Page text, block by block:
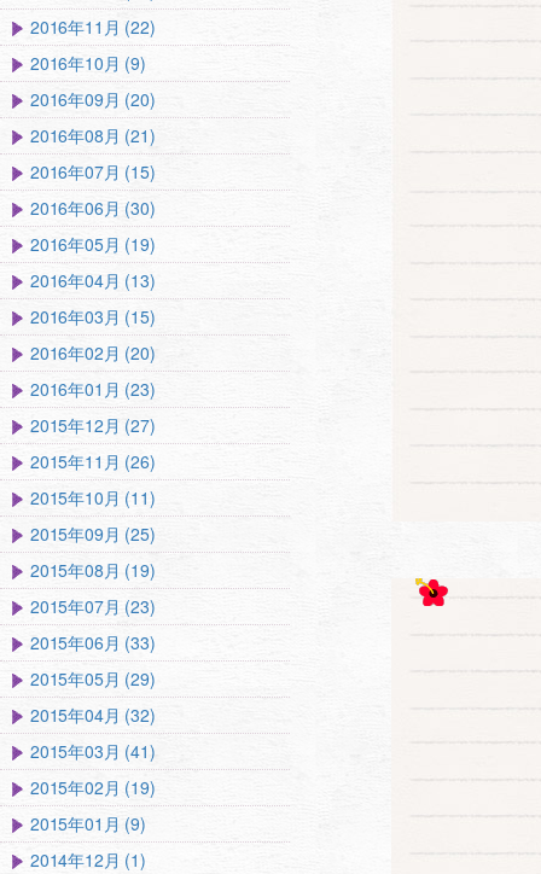
2016年11月 (22)
2016年10月 (9)
2016年09月 (20)
2016年08月 (21)
2016年07月 (15)
2016年06月 (30)
2016年05月 (19)
2016年04月 (13)
2016年03月 (15)
2016年02月 (20)
2016年01月 (23)
2015年12月 (27)
2015年11月 (26)
2015年10月 (11)
2015年09月 (25)
2015年08月 (19)
2015年07月 (23)
2015年06月 (33)
2015年05月 (29)
2015年04月 (32)
2015年03月 (41)
2015年02月 (19)
2015年01月 (9)
2014年12月 (1)